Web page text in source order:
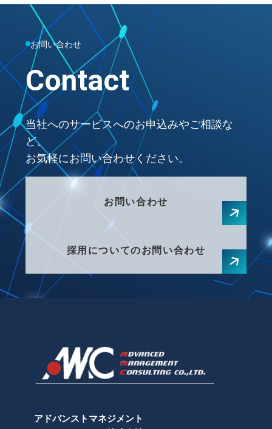
お問い合わせ
Contact
当社へのサービスへのお申込みやご相談な
ど、
お気軽にお問い合わせください。
お問い合わせ
採用についてのお問い合わせ
アドバンストマネジメント